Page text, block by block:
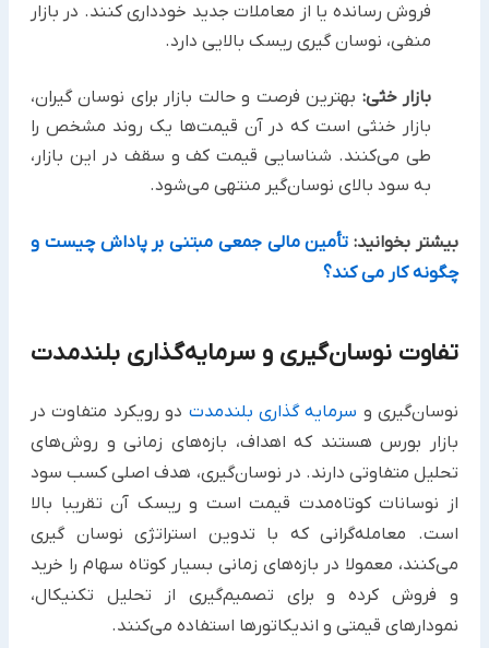
فروش رسانده یا از معاملات جدید خودداری کنند. در بازار
منفی، نوسان گیری ریسک بالایی دارد.
بازار خثی: بهترین فرصت و حالت بازار برای نوسان گیران،
بازار خنثی است که در آن قیمت‌ها یک روند مشخص را
طی می‌کنند. شناسایی قیمت کف و سقف در این بازار،
به سود بالای نوسان‌گیر منتهی می‌شود.
بیشتر بخوانید: تأمین مالی جمعی مبتنی بر پاداش چیست و
چگونه کار می کند؟
تفاوت نوسان‌گیری و سرمایه‌گذاری بلندمدت
نوسان‌گیری و سرمایه‌ گذاری بلندمدت دو رویکرد متفاوت در
بازار بورس هستند که اهداف، بازه‌های زمانی و روش‌های
تحلیل متفاوتی دارند. در نوسان‌گیری، هدف اصلی کسب سود
از نوسانات کوتاه‌مدت قیمت است و ریسک آن تقریبا بالا
است. معامله‌گرانی که با تدوین استراتژی نوسان گیری
می‌کنند، معمولا در بازه‌های زمانی بسیار کوتاه سهام را خرید
و فروش کرده و برای تصمیم‌گیری از تحلیل تکنیکال،
نمودارهای قیمتی و اندیکاتورها استفاده می‌کنند.